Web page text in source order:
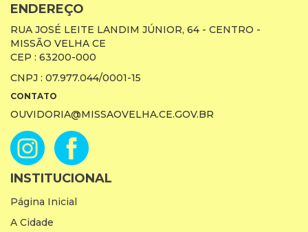
ENDEREÇO
RUA JOSÉ LEITE LANDIM JÚNIOR, 64 - CENTRO -
MISSÃO VELHA CE
CEP : 63200-000
CNPJ : 07.977.044/0001-15
CONTATO
OUVIDORIA@MISSAOVELHA.CE.GOV.BR
INSTITUCIONAL
Página Inicial
A Cidade